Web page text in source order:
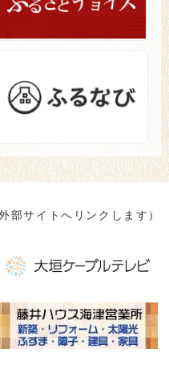
部サイトへリンクします）